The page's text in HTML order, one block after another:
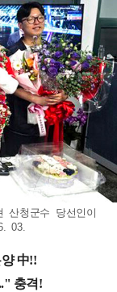
산청군수 당선인이
03.